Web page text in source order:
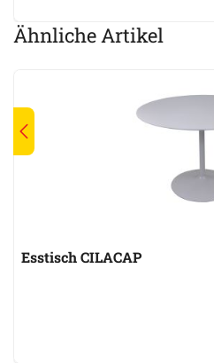
Ähnliche Artikel
Esstisch CILACAP